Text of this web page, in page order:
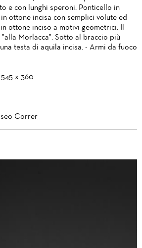
e con lunghi speroni. Ponticello in
ottone incisa con semplici volute ed
ottone inciso a motivi geometrici. Il
Morlacca". Sotto al braccio più
testa di aquila incisa. - Armi da fuoco
x 360
Correr